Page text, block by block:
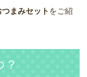
まみセット をご紹
？